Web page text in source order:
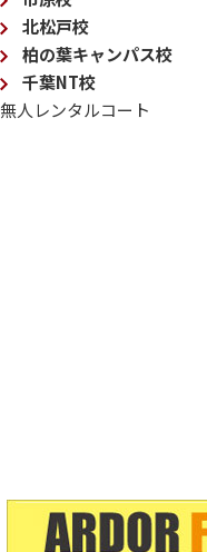
北松戸校
柏の葉キャンパス校
千葉NT校
無人レンタルコート